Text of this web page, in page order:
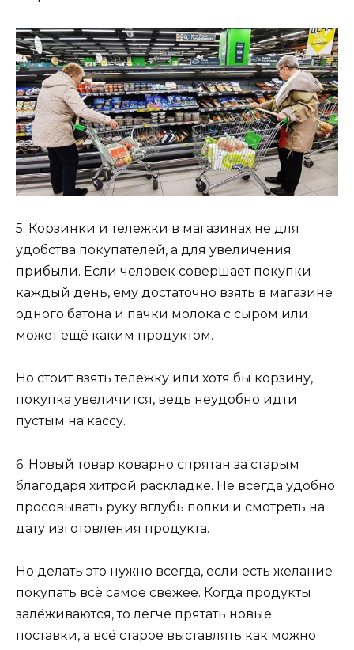
5. Корзинки и тележки в магазинах не для
удобства покупателей, а для увеличения
прибыли. Если человек совершает покупки
каждый день, ему достаточно взять в магазине
одного батона и пачки молока с сыром или
может ещё каким продуктом.
Но стоит взять тележку или хотя бы корзину,
покупка увеличится, ведь неудобно идти
пустым на кассу.
6. Новый товар коварно спрятан за старым
благодаря хитрой раскладке. Не всегда удобно
просовывать руку вглубь полки и смотреть на
дату изготовления продукта.
Но делать это нужно всегда, если есть желание
покупать всё самое свежее. Когда продукты
залёживаются, то легче прятать новые
поставки, а всё старое выставлять как можно